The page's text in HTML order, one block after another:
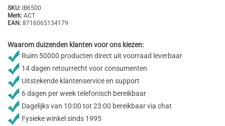
SKU: IB6500
Merk: ACT
EAN: 8716065134179
Waarom duizenden klanten voor ons kiezen:
Ruim 50000 producten direct uit voorraad leverbaar
14 dagen retourrecht voor consumenten
Uitstekende klantenservice en support
6 dagen per week telefonisch bereikbaar
Dagelijks van 10:00 tot 23:00 bereikbaar via chat
Fysieke winkel sinds 1995